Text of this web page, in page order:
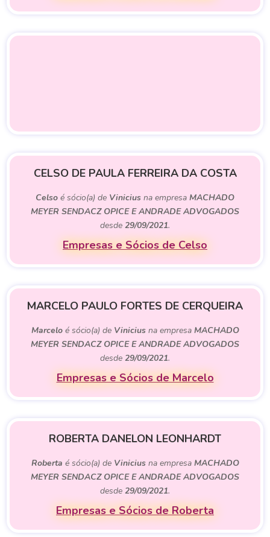
CELSO DE PAULA FERREIRA DA COSTA
Celso é sócio(a) de Vinicius na empresa MACHADO
MEYER SENDACZ OPICE E ANDRADE ADVOGADOS
desde 29/09/2021.
Empresas e Sócios de Celso
MARCELO PAULO FORTES DE CERQUEIRA
Marceloé sócio(a) de Viniciusna empresa MACHADO
MEYER SENDACZ OPICE E ANDRADE ADVOGADOS
desde 29/09/2021.
Empresas e Sócios de Marcelo
ROBERTA DANELON LEONHARDT
Roberta é sócio(a) de Viniciusna empresa MACHADO
MEYER SENDACZ OPICE E ANDRADE ADVOGADOS
desde 29/09/2021.
Empresas e Sócios de Roberta